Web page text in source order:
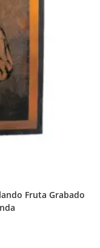
Fruta Grabado